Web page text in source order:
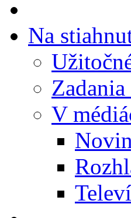
Na
V